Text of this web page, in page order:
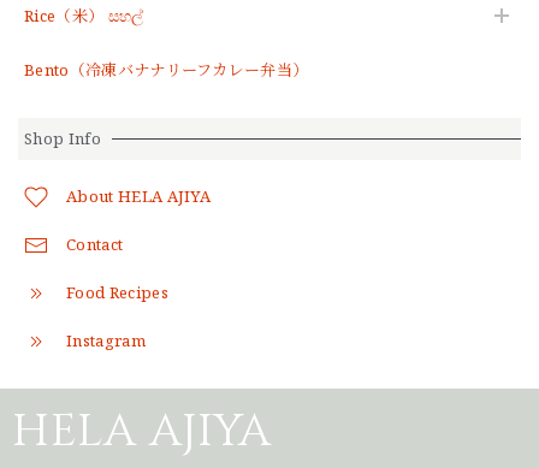
Rice（米） සහල්
Bento（冷凍バナナリーフカレー弁当）
Shop Info
About HELA AJIYA
Contact
Food Recipes
Instagram
HELA AJIYA